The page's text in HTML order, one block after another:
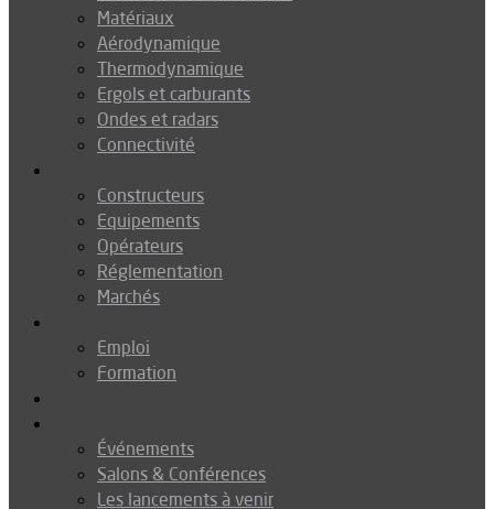
Matériaux
Aérodynamique
Thermodynamique
Ergols et carburants
Ondes et radars
Connectivité
Constructeurs
Equipements
Opérateurs
Réglementation
Marchés
Emploi
Formation
Événements
Salons & Conférences
Les lancements à venir